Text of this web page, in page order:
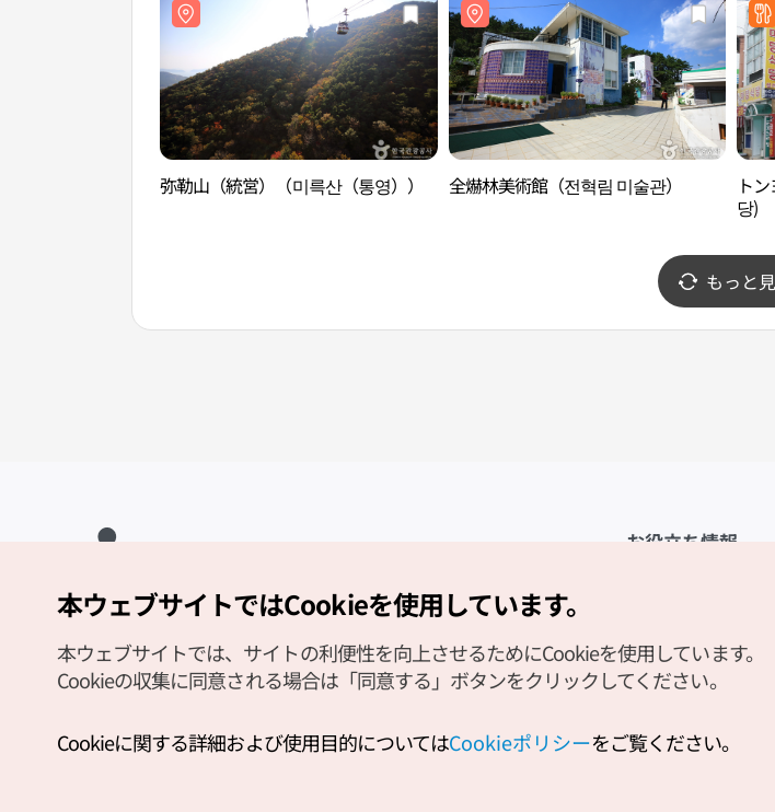
弥勒山（統営）（미륵산（통영）） 全爀林美術館（전혁림 미술관）
ト
당)
もっと
お役立ち情報
観光資料ダウンロード
デジタルブック／電
Odii
Copyright (c) Korea Tourism Organization All Rights Reserved.
サイトエラー報告
公式メール
本ウェブサイトではCookieを使用しています。
本ウェブサイトでは、サイトの利便性を向上させるためにCookieを使用しています。
Cookieの収集に同意される場合は「同意する」ボタンをクリックしてください。
Cookieに関する詳細および使用目的についてはCookieポリシーをご覧ください。